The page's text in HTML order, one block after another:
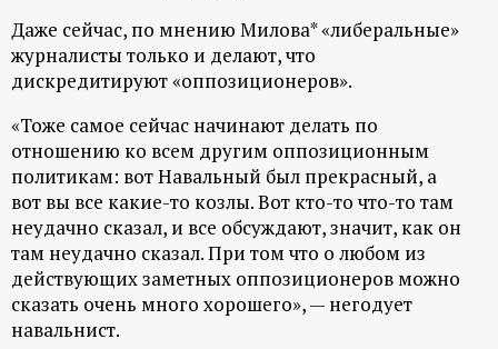
Даже сейчас, по мнению Милова* «либеральные»
журналисты только и делают, что
дискредитируют «оппозиционеров».
«Тоже самое сейчас начинают делать по
отношению ко всем другим оппозиционным
политикам: вот Навальный был прекрасный, а
вот вы все какие-то козлы. Вот кто-то что-то там
неудачно сказал, и все обсуждают, значит, как он
там неудачно сказал. При том что о любом из
действующих заметных оппозиционеров можно
сказать очень много хорошего», — негодует
навальнист.